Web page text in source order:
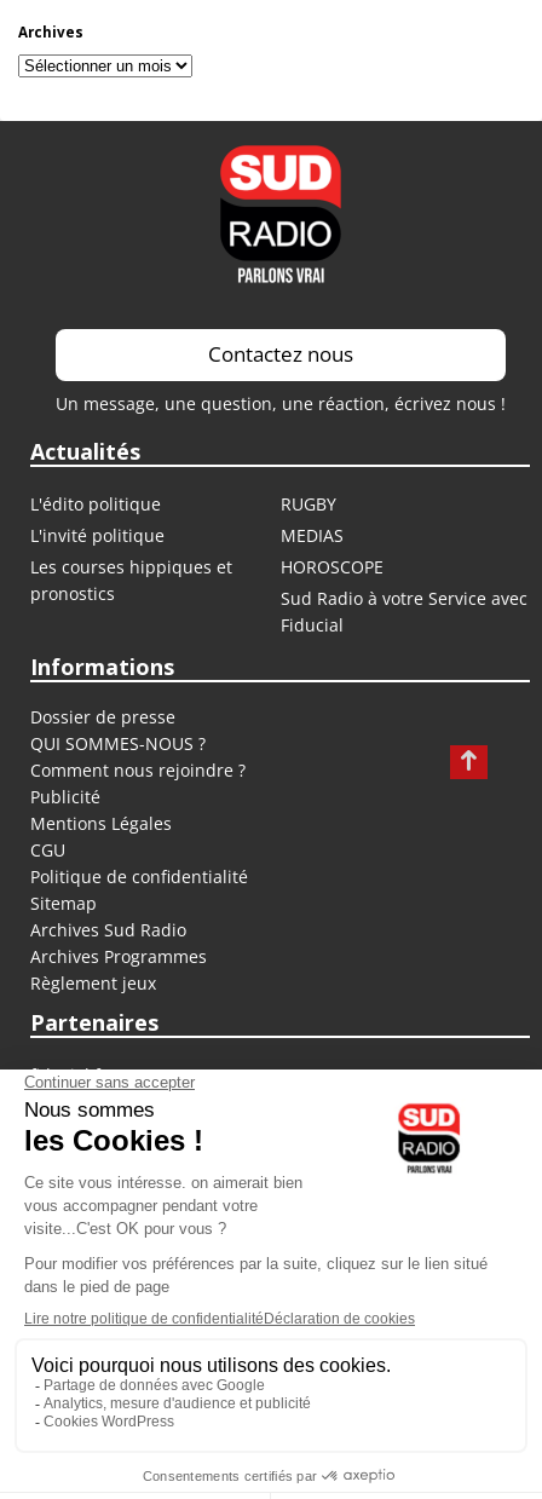
Archives
Archives
Contactez nous
Un message, une question, une réaction, écrivez nous !
Actualités
L'édito politique
RUGBY
L'invité politique
MEDIAS
Les courses hippiques et
pronostics
HOROSCOPE
Sud Radio à votre Service avec
Fiducial
Informations
Dossier de presse
QUI SOMMES-NOUS ?
Comment nous rejoindre ?
Publicité
Mentions Légales
CGU
Politique de confidentialité
Sitemap
Archives Sud Radio
Archives Programmes
Règlement jeux
Partenaires
fiducial.fr
lyoncapitale.fr
olympique-et-lyonnais.com
L'application Iphone / Android
Téléchargez l'application
Les cookies
Gestion des cookies
Crédit photos : ©Sud Radio / Pierre Olivier